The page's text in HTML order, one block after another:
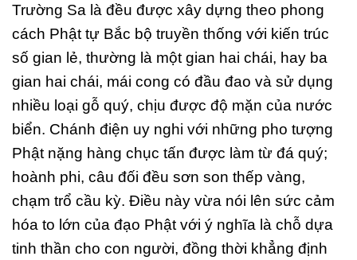
Trường Sa là đều được xây dựng theo phong
cách Phật tự Bắc bộ truyền thống với kiến trúc
số gian lẻ, thường là một gian hai chái, hay ba
gian hai chái, mái cong có đầu đao và sử dụng
nhiều loại gỗ quý, chịu được độ mặn của nước
biển. Chánh điện uy nghi với những pho tượng
Phật nặng hàng chục tấn được làm từ đá quý;
hoành phi, câu đối đều sơn son thếp vàng,
chạm trổ cầu kỳ. Điều này vừa nói lên sức cảm
hóa to lớn của đạo Phật với ý nghĩa là chỗ dựa
tinh thần cho con người, đồng thời khẳng định